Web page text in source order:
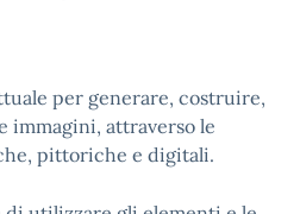
per generare, costruire,
immagini, attraverso le
pittoriche e digitali.